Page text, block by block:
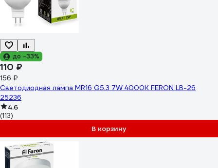
до -33%
110 ₽
156 ₽
Светодиодная лампа MR16 G5.3 7W 4000K FERON LB-26
25236
4.6
(113)
В корзину